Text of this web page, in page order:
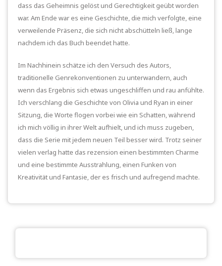
dass das Geheimnis gelöst und Gerechtigkeit geübt worden
war. Am Ende war es eine Geschichte, die mich verfolgte, eine
verweilende Präsenz, die sich nicht abschütteln ließ, lange
nachdem ich das Buch beendet hatte.
Im Nachhinein schätze ich den Versuch des Autors,
traditionelle Genrekonventionen zu unterwandern, auch
wenn das Ergebnis sich etwas ungeschliffen und rau anfühlte.
Ich verschlang die Geschichte von Olivia und Ryan in einer
Sitzung, die Worte flogen vorbei wie ein Schatten, während
ich mich völlig in ihrer Welt aufhielt, und ich muss zugeben,
dass die Serie mit jedem neuen Teil besser wird. Trotz seiner
vielen verlag hatte das rezension einen bestimmten Charme
und eine bestimmte Ausstrahlung, einen Funken von
Kreativität und Fantasie, der es frisch und aufregend machte.